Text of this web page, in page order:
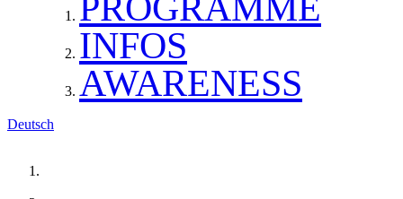
INFOS
AWARENESS
Deutsch